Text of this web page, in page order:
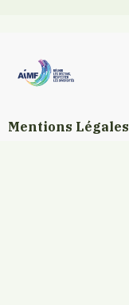
Mentions Légales